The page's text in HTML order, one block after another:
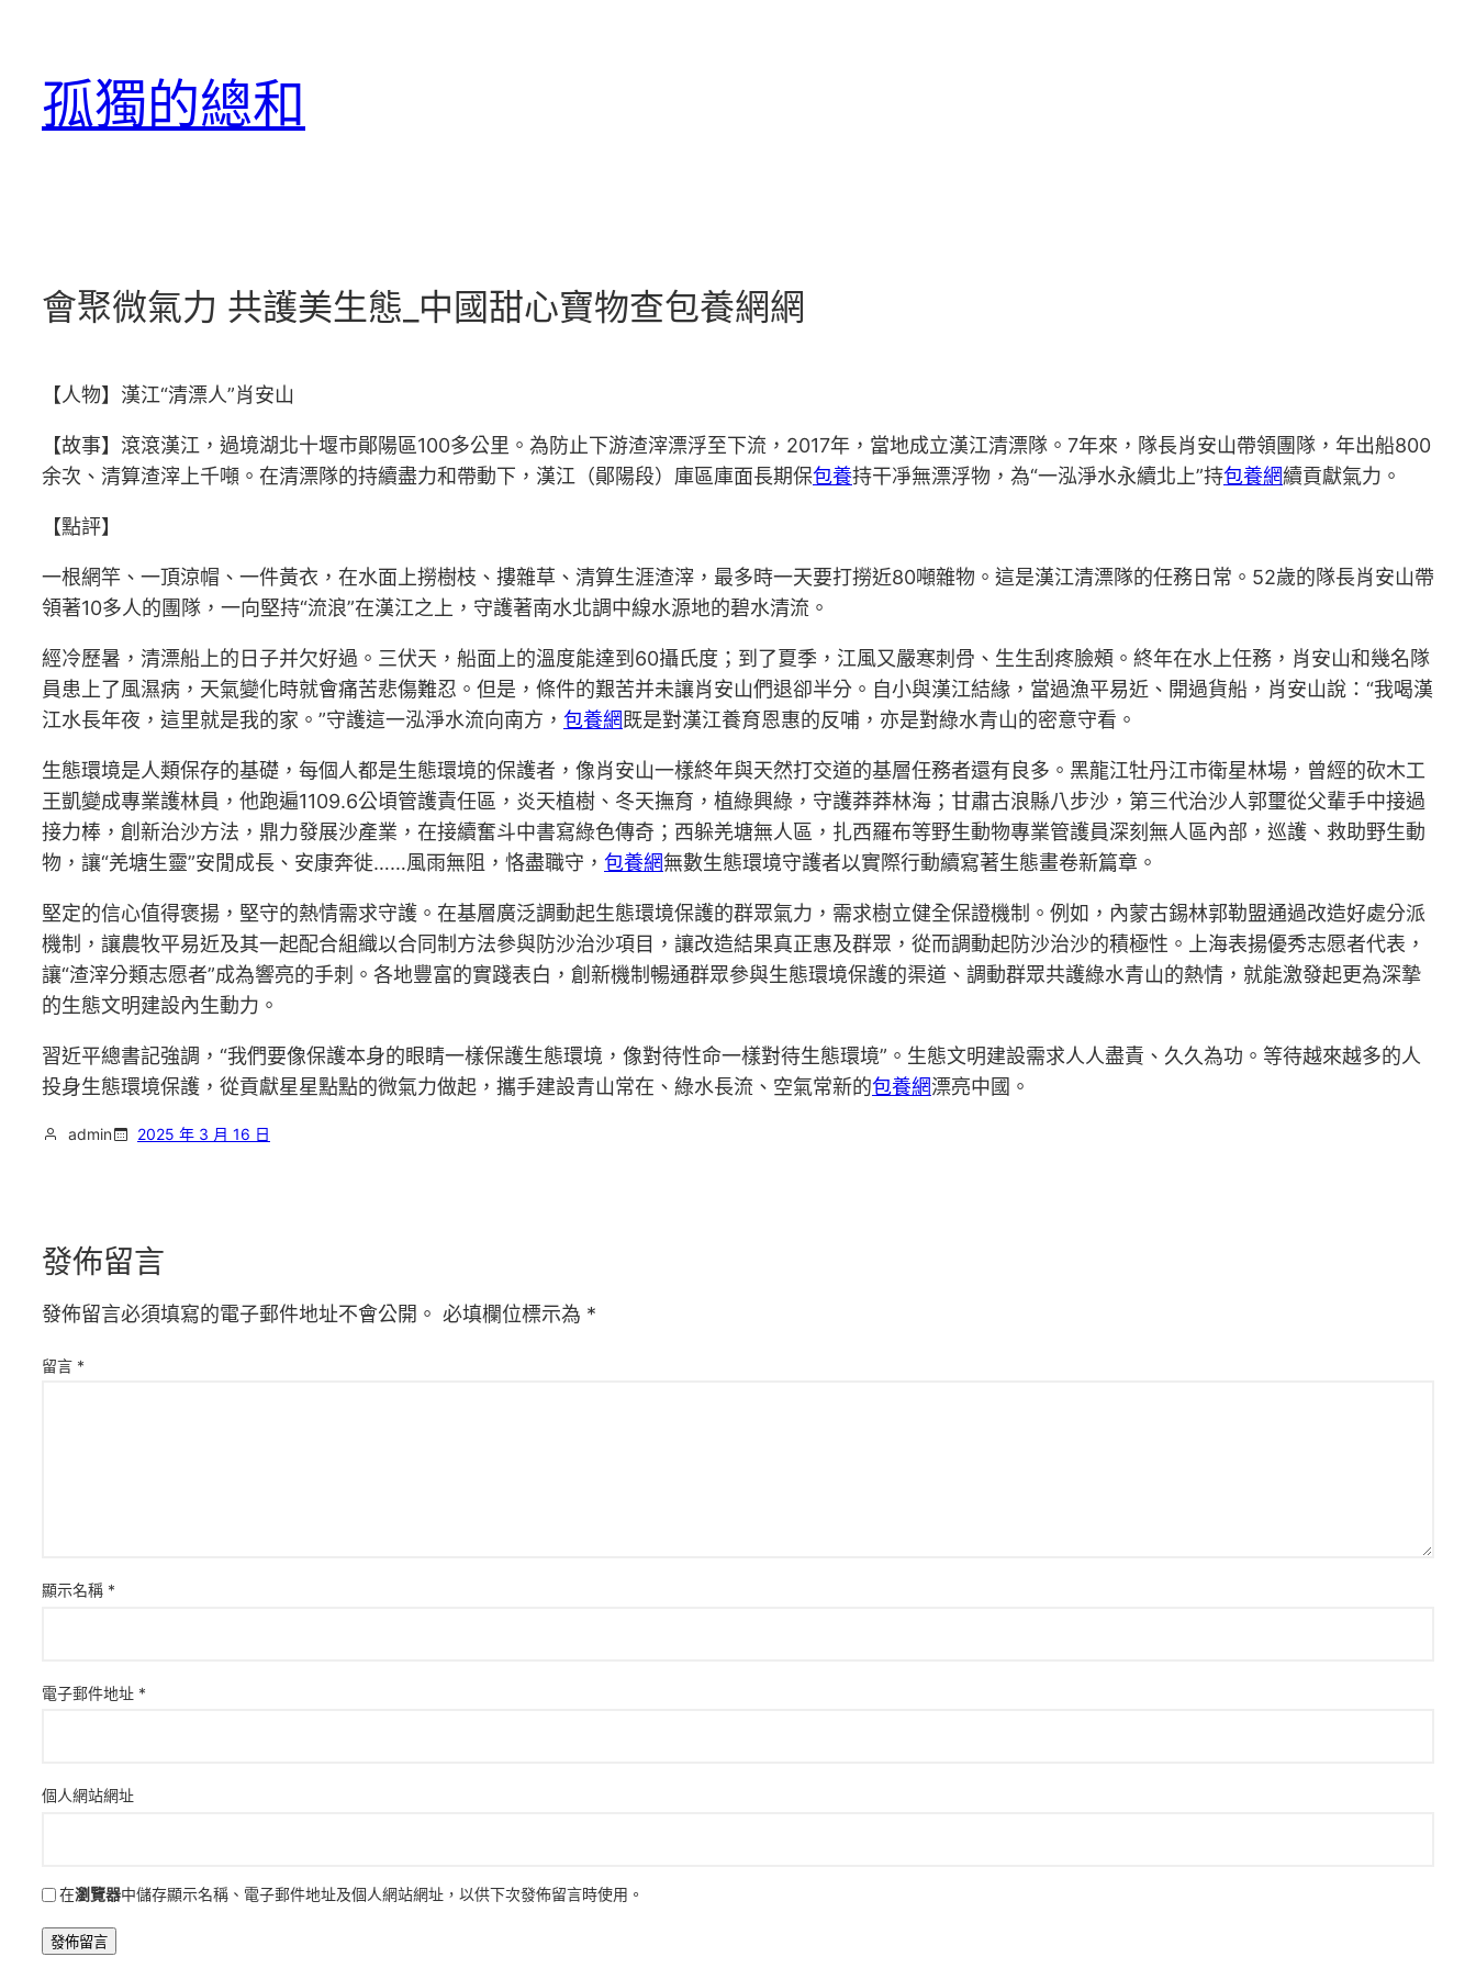
孤獨的總和
會聚微氣力 共護美生態_中國甜心寶物查包養網網
【人物】漢江“清漂人”肖安山
【故事】滾滾漢江，過境湖北十堰市鄖陽區100多公里。為防止下游渣滓漂浮至下流，2017年，當地成立漢江清漂隊。7年來，隊長肖安山帶領團隊，年出船800
余次、清算渣滓上千噸。在清漂隊的持續盡力和帶動下，漢江（鄖陽段）庫區庫面長期保包養持干凈無漂浮物，為“一泓淨水永續北上”持包養網續貢獻氣力。
【點評】
一根網竿、一頂涼帽、一件黃衣，在水面上撈樹枝、摟雜草、清算生涯渣滓，最多時一天要打撈近80噸雜物。這是漢江清漂隊的任務日常。52歲的隊長肖安山帶
領著10多人的團隊，一向堅持“流浪”在漢江之上，守護著南水北調中線水源地的碧水清流。
經冷歷暑，清漂船上的日子并欠好過。三伏天，船面上的溫度能達到60攝氏度；到了夏季，江風又嚴寒刺骨、生生刮疼臉頰。終年在水上任務，肖安山和幾名隊
員患上了風濕病，天氣變化時就會痛苦悲傷難忍。但是，條件的艱苦并未讓肖安山們退卻半分。自小與漢江結緣，當過漁平易近、開過貨船，肖安山說：“我喝漢
江水長年夜，這里就是我的家。”守護這一泓淨水流向南方， 包養網 既是對漢江養育恩惠的反哺，亦是對綠水青山的密意守看。
生態環境是人類保存的基礎，每個人都是生態環境的保護者，像肖安山一樣終年與天然打交道的基層任務者還有良多。黑龍江牡丹江市衛星林場，曾經的砍木工
王凱變成專業護林員，他跑遍1109.6公頃管護責任區，炎天植樹、冬天撫育，植綠興綠，守護莽莽林海；甘肅古浪縣八步沙，第三代治沙人郭璽從父輩手中接過
接力棒，創新治沙方法，鼎力發展沙產業，在接續奮斗中書寫綠色傳奇；西躲羌塘無人區，扎西羅布等野生動物專業管護員深刻無人區內部，巡護、救助野生動
物，讓“羌塘生靈”安閒成長、安康奔徙……風雨無阻，恪盡職守， 包養網無數生態環境守護者以實際行動續寫著生態畫卷新篇章。
堅定的信心值得褒揚，堅守的熱情需求守護。在基層廣泛調動起生態環境保護的群眾氣力，需求樹立健全保證機制。例如，內蒙古錫林郭勒盟通過改造好處分派
機制，讓農牧平易近及其一起配合組織以合同制方法參與防沙治沙項目，讓改造結果真正惠及群眾，從而調動起防沙治沙的積極性。上海表揚優秀志愿者代表，
讓“渣滓分類志愿者”成為響亮的手刺。各地豐富的實踐表白，創新機制暢通群眾參與生態環境保護的渠道、調動群眾共護綠水青山的熱情，就能激發起更為深摯
的生態文明建設內生動力。
習近平總書記強調，“我們要像保護本身的眼睛一樣保護生態環境，像對待性命一樣對待生態環境”。生態文明建設需求人人盡責、久久為功。等待越來越多的人
投身生態環境保護，從貢獻星星點點的微氣力做起，攜手建設青山常在、綠水長流、空氣常新的包養網漂亮中國。
admin 2025 年 3 月 16 日
發佈留言
發佈留言必須填寫的電子郵件地址不會公開。 必填欄位標示為 *
留言 *
顯示名稱 *
電子郵件地址 *
個人網站網址
在瀏覽器中儲存顯示名稱、電子郵件地址及個人網站網址，以供下次發佈留言時使用。